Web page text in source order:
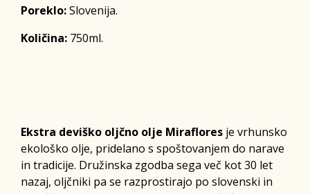
Poreklo:Slovenija.
Količina: 750ml.
Ekstra deviško oljčno olje Miraflores je vrhunsko
ekološko olje, pridelano s spoštovanjem do narave
in tradicije. Družinska zgodba sega več kot 30 let
nazaj, oljčniki pa se razprostirajo po slovenski in